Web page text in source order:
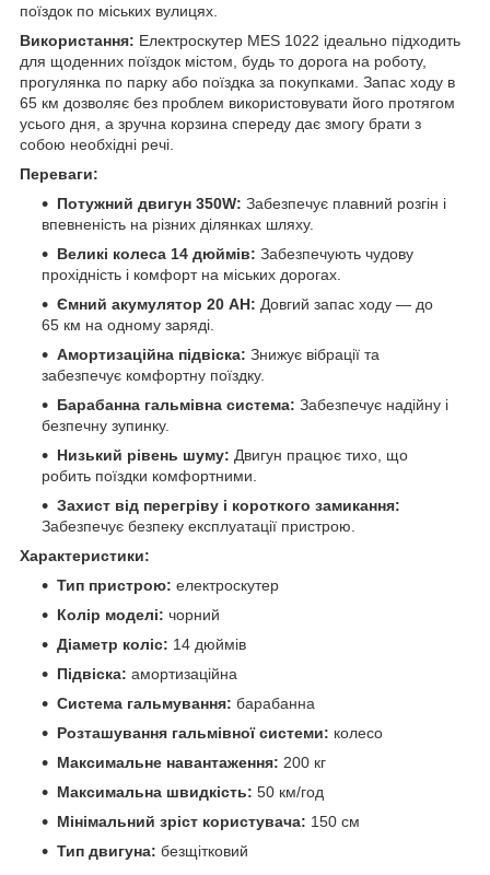
поїздок по міських вулицях.
Використання: Електроскутер MES 1022 ідеально підходить
для щоденних поїздок містом, будь то дорога на роботу,
прогулянка по парку або поїздка за покупками. Запас ходу в
65 км дозволяє без проблем використовувати його протягом
усього дня, а зручна корзина спереду дає змогу брати з
собою необхідні речі.
Переваги:
Потужний двигун 350W: Забезпечує плавний розгін і
впевненість на різних ділянках шляху.
Великі колеса 14 дюймів: Забезпечують чудову
прохідність і комфорт на міських дорогах.
Ємний акумулятор 20 AH: Довгий запас ходу — до
65 км на одному заряді.
Амортизаційна підвіска: Знижує вібрації та
забезпечує комфортну поїздку.
Барабанна гальмівна система: Забезпечує надійну і
безпечну зупинку.
Низький рівень шуму: Двигун працює тихо, що
робить поїздки комфортними.
Захист від перегріву і короткого замикання:
Забезпечує безпеку експлуатації пристрою.
Характеристики:
Тип пристрою: електроскутер
Колір моделі: чорний
Діаметр коліс: 14 дюймів
Підвіска: амортизаційна
Система гальмування: барабанна
Розташування гальмівної системи: колесо
Максимальне навантаження: 200 кг
Максимальна швидкість: 50 км/год
Мінімальний зріст користувача: 150 см
Тип двигуна: безщітковий